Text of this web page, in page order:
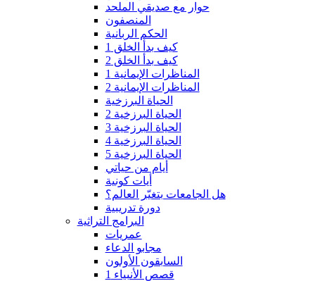
حوار مع صديقي الملحد
المنصفون
الحكم الربانية
كيف بدأ الخلق 1
كيف بدأ الخلق 2
المناظرات الإيمانية 1
المناظرات الإيمانية 2
الحياة البرزخية
الحياة البرزخية 2
الحياة البرزخية 3
الحياة البرزخية 4
الحياة البرزخية 5
أيام من حياتي
أيات كونية
هل الجامعات بتغيّر العالم؟
دورة تدريبية
البرامج التراثية
عمريات
مجابو الدعاء
السابقون الأولون
قصص الأنبياء 1